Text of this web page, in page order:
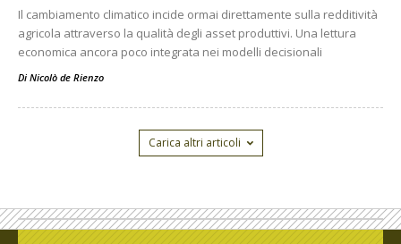
Il cambiamento climatico incide ormai direttamente sulla redditività
agricola attraverso la qualità degli asset produttivi. Una lettura
economica ancora poco integrata nei modelli decisionali
Di Nicolò de Rienzo
Carica altri articoli